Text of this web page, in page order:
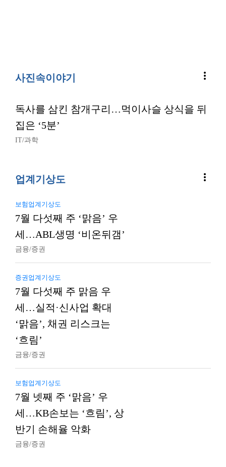
사진속이야기 more_vert
독사를 삼킨 참개구리…먹이사슬 상식을 뒤
집은 ‘5분’
IT/과학
업계기상도 more_vert
보험업계기상도
7월 다섯째 주 ‘맑음’ 우
세…ABL생명 ‘비온뒤갬’
금융/증권
증권업계기상도
7월 다섯째 주 맑음 우
세…실적·신사업 확대
‘맑음’, 채권 리스크는
‘흐림’
금융/증권
보험업계기상도
7월 넷째 주 ‘맑음’ 우
세…KB손보는 ‘흐림’, 상
반기 손해율 악화
금융/증권